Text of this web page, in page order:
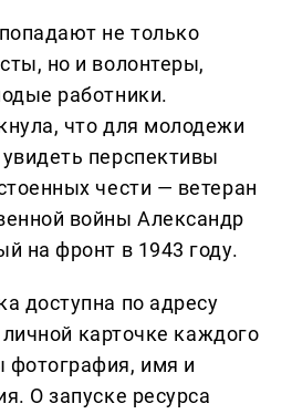
не только
но и волонтеры,
работники.
что для молодежи
перспективы
чести — ветеран
войны Александр
на фронт в 1943 году.
доступна по адресу
карточке каждого
фотография, имя и
О запуске ресурса